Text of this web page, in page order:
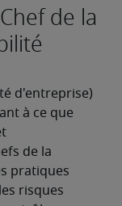
de la
d'entreprise)
à ce que
de la
pratiques
risques